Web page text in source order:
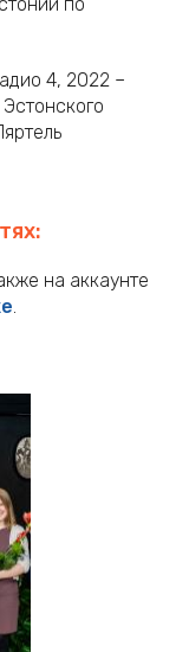
4, 2022 –
на аккаунте
.